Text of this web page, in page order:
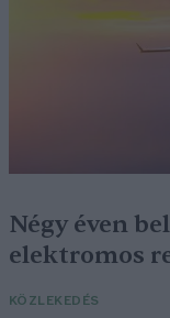
Négy éven
elektromos
KÖZLEKEDÉS